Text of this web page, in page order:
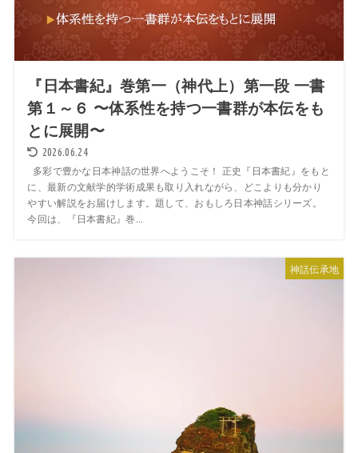
『日本書紀』巻第一（神代上）第一段 一書
第１～６ 〜体系性を持つ一書群が本伝をも
とに展開〜
2026.06.24
多彩で豊かな日本神話の世界へようこそ！ 正史『日本書紀』をもと
に、最新の文献学的学術成果も取り入れながら、どこよりも分かり
やすい解説をお届けします。題して、おもしろ日本神話シリーズ。
今回は、『日本書紀』巻...
神話伝承地